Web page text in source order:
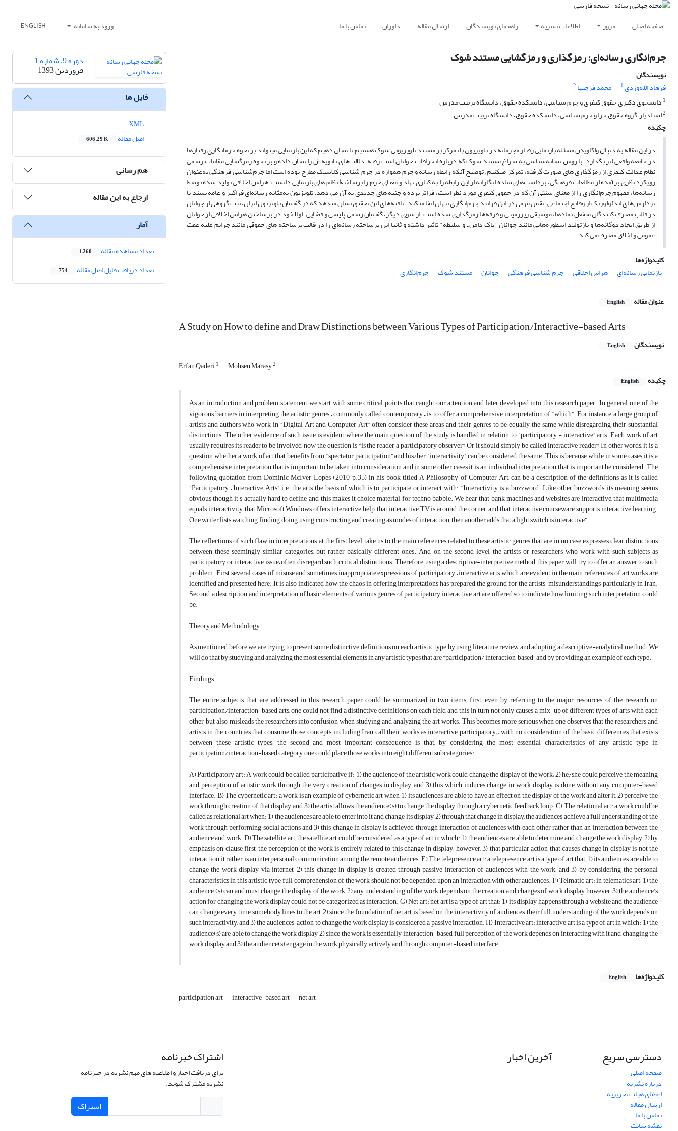
صفحه اصلی مرور اطلاعات نشریه راهنمای نویسندگان ارسال مقاله داوران تماس با ما ورود به سامانه ENGLISH
جرم‌انگاری رسانه‌ای: رمزگذاری و رمزگشایی مستند شوک
نویسندگان
فرهاد الله‌وردی1 محمد فرجیها 2
1 دانشجوی دکتری حقوق کیفری و جرم شناسی، دانشکده حقوق، دانشگاه تربیت مدرس
2استادیار،گروه حقوق جزا و جرم شناسی، دانشکده حقوق، دانشگاه تربیت مدرس
چکیده
در این مقاله به دنبال واکاویدن مسئله بازنمایی رفتار مجرمانه در تلویزیون با تمرکز بر مستند تلویزیونی شوک هستیم تا نشان دهیم که این بازنمایی می­تواند بر نحوه جرم­انگاری رفتارها
در جامعه واقعی اثر بگذارد. با روش نشانه­‌شناسی به سراغ مستند شوک که درباره انحرافات جوانان است رفته، دلالت­‌های ثانویه آن را نشان داده و بر نحوه رمزگشایی مقامات رسمی
نظام عدالت کیفری از رمزگذاری های صورت گرفته، تمرکز می­کنیم. توضیح آنکه رابطه رسانه و جرم همواره در جرم شناسی کلاسیک مطرح بوده است اما جرم‌شناسی فرهنگی به­‌عنوان
رویکرد نظری برآمده از مطالعات فرهنگی، برداشت‌های ساده انگارانه از این رابطه را به کناری نهاد و معنای جرم را برساختۀ نظام های بازنمایی دانست. هراس اخلاقی تولید شده توسط
رسانه­‌ها، مفهوم جرم­‌انگاری را از معنای سنتی آن که در حقوق کیفری مورد نظر است، فراتر برده و جنبه های جدیدی به آن می دهد. تلویزیون به­‌مثابه رسانه­‌ای فراگیر و عامه پسند با
پردازش‌­های ایدئولوژیک از وقایع اجتماعی، نقش مهمی در این فرایند جرم­‌انگاری پنهان ایفا می­کند. یافته­‌های این تحقیق نشان می­دهد که در گفتمان تلویزیون ایران، تیپ گروهی از جوانان
در قالب مصرف کنندگان منفعل نمادها، موسیقی زیرزمینی و فرقه­‌ها رمزگذاری شده است. از سوی دیگر، گفتمان رسمی پلیسی و قضایی، اولا خود در برساختن هراس اخلاقی از جوانان
از طریق ایجاد دوگانه­‌ها و بازتولید اسطوره­‌هایی مانند جوانان "پاک دامن ـ و سلیطه" تاثیر داشته و ثانیا این برساخته رسانه­‌ای را در قالب برساخته های حقوقی مانند جرایم علیه عفت
عمومی و اخلاق مصرف می کند.
کلیدواژه‌ها
بازنمایی رسانه‌ای
هراس اخلاقی جرم شناسی فرهنگی جوانان مستند شوک جرم‌انگاری
عنوان مقاله English
A Study on How to define and Draw Distinctions between Various Types of Participation/Interactive-based Arts
نویسندگان English
Erfan Qaderi1 Mohsen Marasy2
چکیده English
As an introduction and problem statement, we start with some critical points that caught our attention and later developed into this research paper. In general, one of the
vigorous barriers in interpreting the artistic genres – commonly called contemporary – is to offer a comprehensive interpretation of “which”. For instance, a large group of
artists and authors who work in “Digital Art and Computer Art” often consider these areas and their genres to be equally the same while disregarding their substantial
distinctions. The other evidence of such issue is evident where the main question of the study is handled in relation to “participatory - interactive” arts. Each work of art
usually requires its reader to be involved, now the question is “is the reader a participatory observer? Or it should simply be called interactive reader? In other words, it is a
question whether a work of art that benefits from “spectator participation” and his/her “interactivity” can be considered the same. This is because while in some cases it is a
comprehensive interpretation that is important to be taken into consideration and in some other cases it is an individual interpretation that is important be considered. The
following quotation from Dominic McIver Lopes (2010, p.35) in his book titled A Philosophy of Computer Art, can be a description of the definitions as it is called
“Participatory – Interactive Arts” i.e. the arts the basis of which is to participate or interact with: “Interactivity is a buzzword. Like other buzzwords, its meaning seems
obvious though it’s actually hard to define, and this makes it choice material for techno babble. We hear that bank machines and websites are interactive, that multimedia
equals interactivity, that Microsoft Windows offers interactive help, that interactive TV is around the corner, and that interactive courseware supports interactive learning.
One writer lists watching, finding, doing, using, constructing and creating as modes of interaction; then another adds that a light switch is interactive”.
The reflections of such flaw in interpretations, at the first level, take us to the main references related to these artistic genres that are in no case expresses clear distinctions
between these seemingly similar categories, but rather basically different ones. And, on the second level, the artists or researchers who work with such subjects as
participatory or interactive issue– often disregard such critical distinctions. Therefore, using a descriptive-interpretive method, this paper will try to offer an answer to such
problem. First, several cases of misuse and sometimes inappropriate expressions of participatory – interactive arts which are evident in the main references of art works are
identified and presented here. It is also indicated how the chaos in offering interpretations has prepared the ground for the artists’ misunderstandings, particularly in Iran.
Second, a description and interpretation of basic elements of various genres of participatory interactive art are offered so to indicate how limiting such interpretation could
be.
Theory and Methodology
As mentioned before we are trying to present some distinctive definitions on each artistic type by using literature review and adopting a descriptive-analytical method. We
will do that by studying and analyzing the most essential elements in any artistic types that are “participation/ interaction –based” and by providing an example of each type.
Findings
The entire subjects that are addressed in this research paper could be summarized in two items; first, even by referring to the major resources of the research on
participation/interaction-based arts, one could not find a distinctive definitions on each field and this in turn not only causes a mix-up of different types of arts with each
other, but also, misleads the researchers into confusion when studying and analyzing the art works. This becomes more serious when one observes that the researchers and
artists in the countries that consume those concepts, including Iran, call their works as interactive, participatory…with no consideration of the basic differences that exists
between these artistic types; the second-and most important-consequence is that, by considering the most essential characteristics of any artistic type in
participation/interaction-based category, one could place those works into eight different subcategories:
A) Participatory art: A work could be called participative, if: 1) the audience of the artistic work could change the display of the work; 2) he/she could perceive the meaning
and perception of artistic work through the very creation of changes in display, and 3) this which induces change in work display is done without any computer-based
interface. B) The cybernetic art: a work is an example of cybernetic art when, 1) its audiences are able to have an effect on the display of the work and alter it, 2) perceive the
work through creation of that display, and 3) the artist allows the audience(s) to change the display through a cybernetic feedback loop. C) The relational art: a work could be
called as relational art when: 1) the audiences are able to enter into it and change its display, 2) through that change in display, the audiences achieve a full understanding of the
work through performing social actions and 3) this change in display is achieved through interaction of audiences with each other rather than an interaction between the
audience and work. D) The satellite art; the satellite art could be considered as a type of art in which: 1) the audiences are able to determine and change the work display, 2) by
emphasis on clause first, the perception of the work is entirely related to this change in display; however, 3) that particular action that causes change in display is not the
interaction, it rather is an interpersonal communication among the remote audiences. E) The telepresence art: a telepresence art is a type of art that; 1) its audiences are able to
change the work display via internet, 2) this change in display is created through passive interaction of audiences with the work; and 3) by considering the personal
characteristics in this artistic type, full comprehension of the work should not be depended upon an interaction with other audiences. F) Telmatic art: in telematics art; 1) the
audience (s) can and must change the display of the work, 2) any understanding of the work depends on the creation and changes of work display, however, 3) the audience’s
action for changing the work display could not be categorized as interaction. G) Net art: net art is a type of art that: 1) its display happens through a website and the audience
can change every time somebody lines to the art, 2) since the foundation of net art is based on the interactivity of audiences, their full understanding of the work depends on
such interactivity, and 3) the audiences’ action to change the work display is considered a passive interaction. H) Interactive art: interactive art is a type of art in which: 1) the
audience(s) are able to change the work display, 2) since the work is essentially interaction-based, full perception of the work depends on interacting with it and changing the
work display and 3) the audience(s) engage in the work physically, actively and through computer-based interface.
کلیدواژه‌ها English
participation art interactive-based art net art
دوره 9، شماره 1
فروردین 1393
فایل ها
اصل مقاله
606.29 K
هم رسانی
ارجاع به این مقاله
آمار
تعداد مشاهده مقاله 1,260
تعداد دریافت فایل اصل مقاله 754
دسترسی سریع
صفحه اصلی
درباره نشریه
اعضای هیات تحریریه
ارسال مقاله
تماس با ما
نقشه سایت
آخرین اخبار اشتراک خبرنامه
برای دریافت اخبار و اطلاعیه های مهم نشریه در خبرنامه
نشریه مشترک شوید.
اشتراک